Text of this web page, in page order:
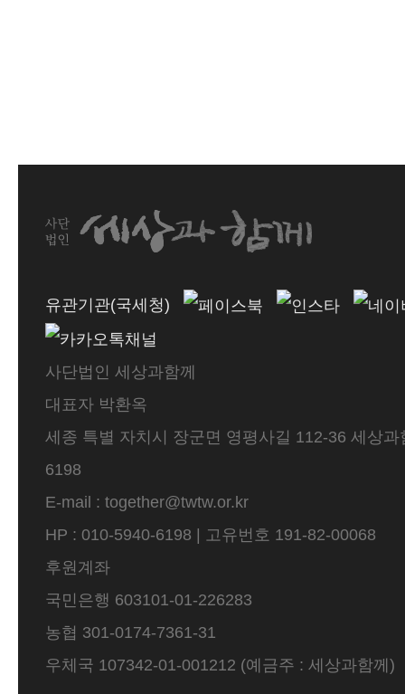
유관기관(국세청)
사단법인 세상과함께
대표자 박환옥
세종 특별 자치시 장군면 영평사길 112-36 세상
6198
E-mail : together@twtw.or.kr
HP : 010-5940-6198 | 고유번호 191-82-00068
후원계좌
국민은행 603101-01-226283
농협 301-0174-7361-31
우체국 107342-01-001212 (예금주 : 세상과함께)